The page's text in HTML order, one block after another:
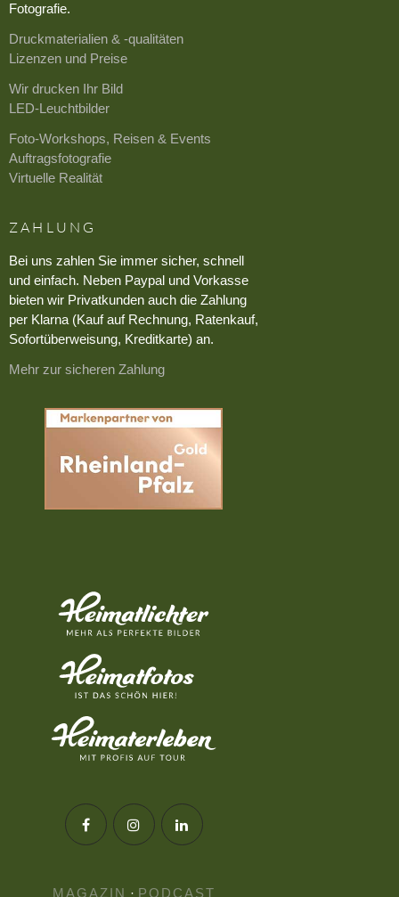
Fotografie.
Druckmaterialien & -qualitäten
Lizenzen und Preise
Wir drucken Ihr Bild
LED-Leuchtbilder
Foto-Workshops, Reisen & Events
Auftragsfotografie
Virtuelle Realität
ZAHLUNG
Bei uns zahlen Sie immer sicher, schnell
und einfach. Neben Paypal und Vorkasse
bieten wir Privatkunden auch die Zahlung
per Klarna (Kauf auf Rechnung, Ratenkauf,
Sofortüberweisung, Kreditkarte) an.
Mehr zur sicheren Zahlung
MAGAZIN · PODCAST